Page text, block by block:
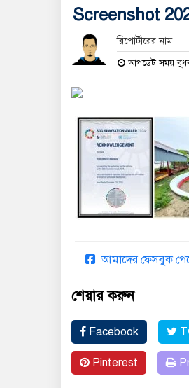
Screenshot
রিপোর্টারের নাম
আপডেট সময়
আমাদের ফেসবুক
শেয়ার করুন
Facebook
Pinterest